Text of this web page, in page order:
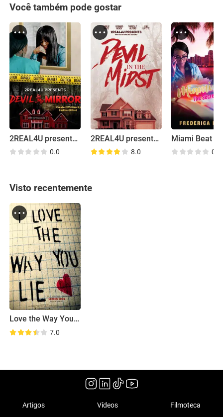
Você também pode gostar
2REAL4U presents Devil in My Mirror
0.0
2REAL4U presents Devil in the Midst Pilot
8.0
Miami Beat
0.0
Visto recentemente
Love the Way You Lie
7.0
Artigos Vídeos Filmoteca